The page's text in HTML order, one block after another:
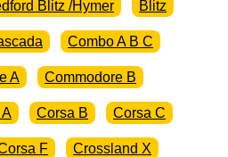
Blitz /Hymer Blitz
Combo A B C
A Commodore B
Corsa B Corsa C
F Crossland X